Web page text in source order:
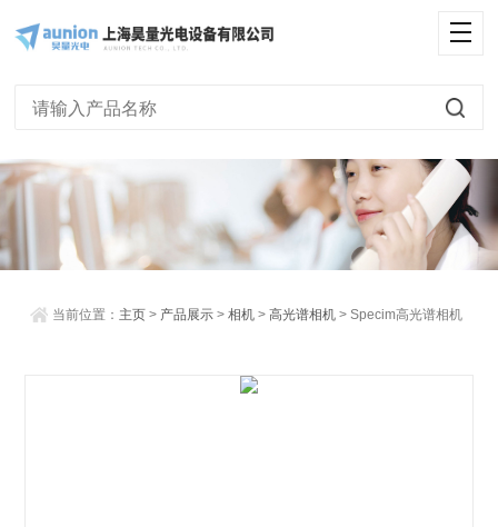
当前位置： 主页 > 产品展示 >相机 >高光谱相机 > Specim高光谱相机